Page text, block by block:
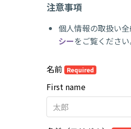
注意事項
個人情報の取扱い
シーをご覧ください
名前 Required
First name